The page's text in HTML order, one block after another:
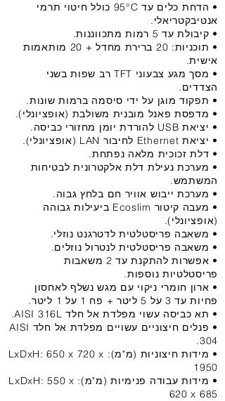
• הדחת כלים עד 95°C כולל חיטוי תרמי
אנטיבקטריאלי.
• קיבולת עד 5 רמות מתכווננות.
• תוכניות: 20 ברירת מחדל + 20 מותאמות
אישית.
• מסך מגע צבעוני TFT רב שפות בשני
הצדדים.
• תפקוד מוגן על ידי סיסמה ברמות שונות.
• מדפסת פאנל מובנית משולבת (אופציונלי).
• יציאת USB להורדת יומן מחזורי כביסה.
• יציאת Ethernet לחיבור LAN (אופציונלי).
• דלת זכוכית מלאה נפתחת.
• מערכת נעילת דלת אלקטרונית לבטיחות
המשתמש.
• מערכת ייבוש אוויר חם בלחץ גבוה.
• מעבה קיטור Ecoslim ביעילות גבוהה
(אופציונלי).
• משאבה פריסטלטית לדטרגנט נוזלי.
• משאבה פריסטלטית לנטרול נוזלים.
• אפשרות להתקנת עד 2 משאבות
פריסטלטיות נוספות.
• ארון חומרי ניקוי עם מגש נשלף לאחסון
פחיות עד 3 על 5 ליטר + פח 1 על 1 ליטר.
• תא כביסה עשוי מפלדת אל חלד AISI 316L.
• פנלים חיצוניים עשויים מפלדת אל חלד AISI
304.
• מידות חיצוניות (מ"מ): LxDxH: 650 x 720 x
1950
• מידות עבודה פנימיות (מ"מ): LxDxH: 550 x
620 x 685